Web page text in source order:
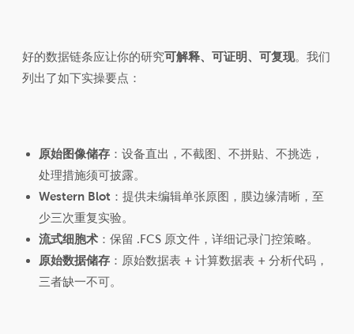
好的数据链条应让你的研究可解释、可证明、可复现。我们
列出了如下实操要点：
原始图像储存 ：设备直出，不截图、不拼贴、不挑选，
处理措施须可披露。
Western Blot ：提供未编辑单张原图，膜边缘清晰，至
少三次重复实验。
流式细胞术 ：保留 .FCS 原文件，详细记录门控策略。
原始数据储存 ：原始数据表 + 计算数据表 + 分析代码，
三者缺一不可。